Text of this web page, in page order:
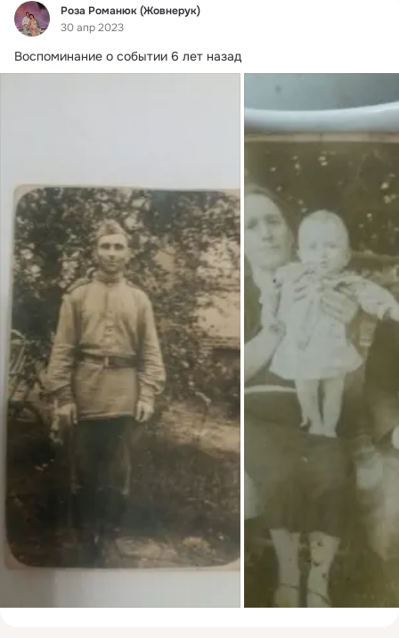
Фид
Роза Романюк (Жовнерук)
30 апр 2023
Воспоминание о событии 6 лет назад